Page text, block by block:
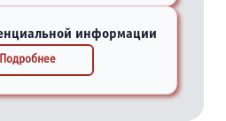
информации
Подробнее